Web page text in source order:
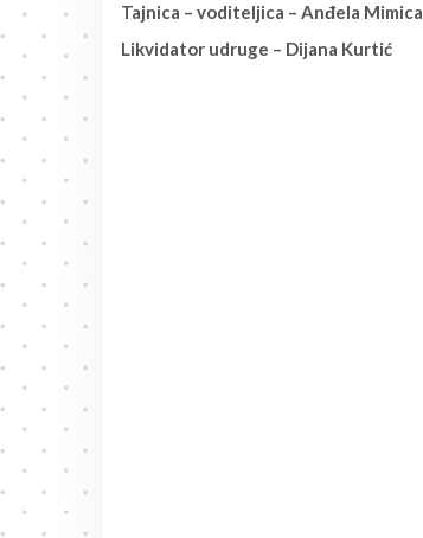
Tajnica – voditeljica – Anđela Mimica
Likvidator udruge – Dijana Kurtić